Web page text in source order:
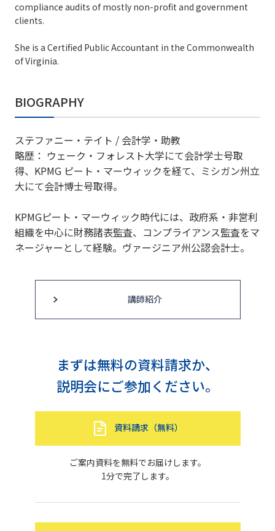
compliance audits of mostly non-profit and government
clients.
She is a Certified Public Accountant in the Commonwealth
of Virginia.
BIOGRAPHY
ステファニー・テイト / 会計学・助教
略歴： ウェーク・フォレスト大学にて会計学士号取
得、KPMG ピート・マーウィックを経て、ミシガン州立
大にて会計博士号取得。
KPMGピート・マーウィック時代には、政府系・非営利
組織を中心に財務諸表監査、コンプライアンス監査をマ
ネージャーとして経験。ヴァージニア州公認会計士。
講師紹介
まずは無料の資料請求か、
説明会にご参加ください。
資料請求（無料）
ご案内資料を無料でお届けします。
1分で完了します。